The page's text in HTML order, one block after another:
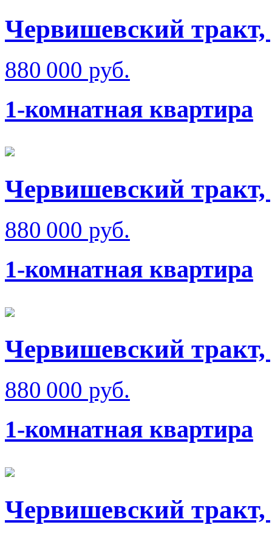
Червишевский тракт,
880 000 руб.
1-комнатная квартира
Червишевский тракт,
880 000 руб.
1-комнатная квартира
Червишевский тракт,
880 000 руб.
1-комнатная квартира
Червишевский тракт,